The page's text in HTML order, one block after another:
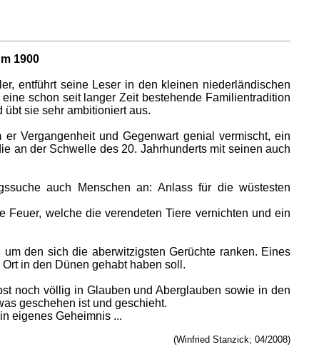
1900
entführt seine Leser in den kleinen niederländischen
schon seit langer Zeit bestehende Familientradition
sie sehr ambitioniert aus.
Vergangenheit und Gegenwart genial vermischt, ein
an der Schwelle des 20. Jahrhunderts mit seinen auch
auch Menschen an: Anlass für die wüstesten
welche die verendeten Tiere vernichten und ein
den sich die aberwitzigsten Gerüchte ranken. Eines
in den Dünen gehabt haben soll.
noch völlig in Glauben und Aberglauben sowie in den
geschehen ist und geschieht.
eigenes Geheimnis ...
(Winfried Stanzick; 04/2008)